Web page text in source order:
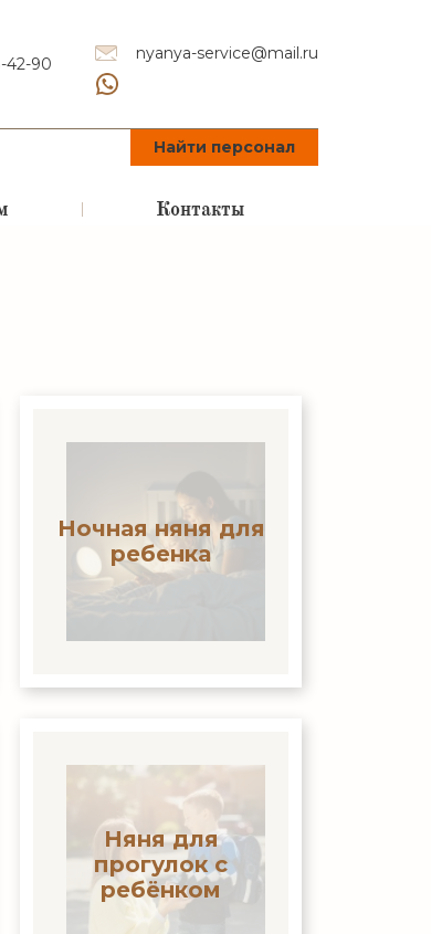
42-90
nyanya-service@mail.ru
Найти персонал
Контакты
Ночная няня для
ребенка
Няня для
прогулок с
ребёнком